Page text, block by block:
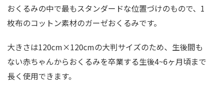
おくるみの中で最もスタンダードな位置づけのもので、1
枚布のコットン素材のガーゼおくるみです。
大きさは120cm×120cmの大判サイズのため、生後間も
ない赤ちゃんからおくるみを卒業する生後4~6ヶ月頃まで
長く使用できます。